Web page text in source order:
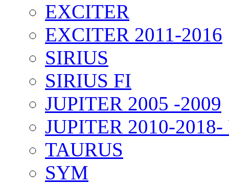
EXCITER
EXCITER 2011-2016
SIRIUS
SIRIUS FI
JUPITER 2005 -2009
JUPITER 2010-2018-
TAURUS
SYM